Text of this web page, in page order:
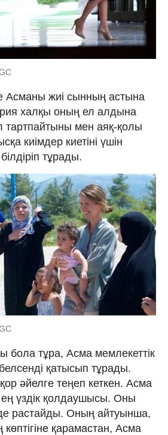
Асманы жиі сынның астына
халқы оның ел алдына
мен аяқ-қолы
киімдер киетіні үшін
тұрады.
бола тұра, Асма мемлекеттік
қатысып тұрады.
әйелге теңеп кеткен. Асма
ең үздік қолдаушысы. Оны
де растайды. Оның айтуынша,
қарамастан, Асма